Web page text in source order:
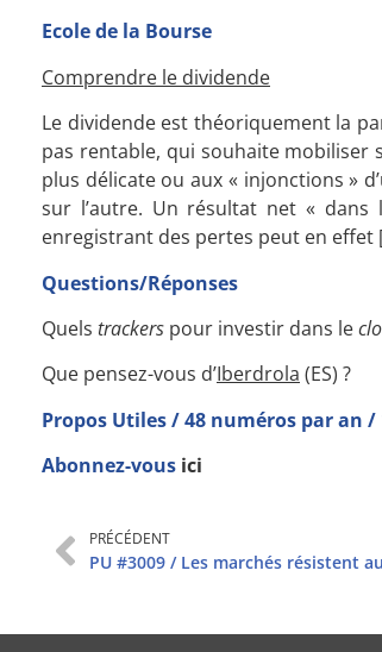
Ecole de la Bourse
Comprendre le dividende
Le dividende est théoriquement la
pas rentable, qui souhaite mobiliser
plus délicate ou aux « injonctions »
sur l’autre. Un résultat net « dans
enregistrant des pertes peut en effet
Questions/Réponses
Quels trackers pour investir dans le
Que pensez-vous d’Iberdrola (ES) ?
Propos Utiles / 48 numéros par an
Abonnez-vous ici
PRÉCÉDENT
PU #3009 / Les marchés résistent